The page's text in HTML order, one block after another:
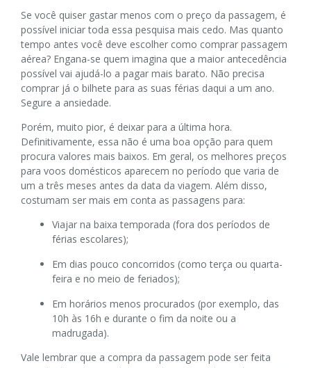
Se você quiser gastar menos com o preço da passagem, é
possível iniciar toda essa pesquisa mais cedo. Mas quanto
tempo antes você deve escolher como comprar passagem
aérea? Engana-se quem imagina que a maior antecedência
possível vai ajudá-lo a pagar mais barato. Não precisa
comprar já o bilhete para as suas férias daqui a um ano.
Segure a ansiedade.
Porém, muito pior, é deixar para a última hora.
Definitivamente, essa não é uma boa opção para quem
procura valores mais baixos. Em geral, os melhores preços
para voos domésticos aparecem no período que varia de
um a três meses antes da data da viagem. Além disso,
costumam ser mais em conta as passagens para:
Viajar na baixa temporada (fora dos períodos de
férias escolares);
Em dias pouco concorridos (como terça ou quarta-
feira e no meio de feriados);
Em horários menos procurados (por exemplo, das
10h às 16h e durante o fim da noite ou a
madrugada).
Vale lembrar que a compra da passagem pode ser feita